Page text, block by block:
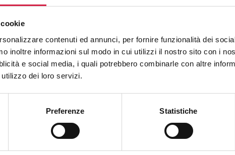
contenuti ed annunci, per fornire funzionalità dei
inoltre informazioni sul modo in cui utilizzi il nostro sito con i
e social media, i quali potrebbero combinarle con altre
dei loro servizi.
Preferenze Statistiche
Lombardia-Milano
ASST Fatebenefratelli
Sacco – Ospedale
Fatebenefratelli e
Oftalmico